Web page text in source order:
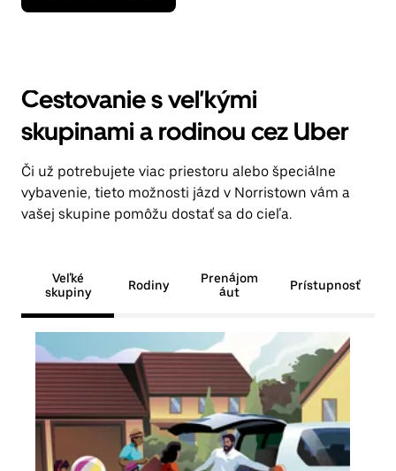
Cestovanie s veľkými
skupinami a rodinou cez Uber
Či už potrebujete viac priestoru alebo špeciálne
vybavenie, tieto možnosti jázd v Norristown vám a
vašej skupine pomôžu dostať sa do cieľa.
Veľké
skupiny
Rodiny
Prenájom
áut
Prístupnosť